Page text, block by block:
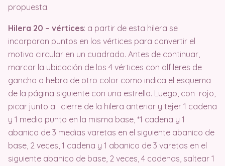
propuesta.
Hilera 20 – vértices: a partir de esta hilera se
incorporan puntos en los vértices para convertir el
motivo circular en un cuadrado. Antes de continuar,
marcar la ubicación de los 4 vértices con alfileres de
gancho o hebra de otro color como indica el esquema
de la página siguiente con una estrella. Luego, con rojo,
picar junto al cierre de la hilera anterior y tejer 1 cadena
y 1 medio punto en la misma base, *1 cadena y 1
abanico de 3 medias varetas en el siguiente abanico de
base, 2 veces, 1 cadena y 1 abanico de 3 varetas en el
siguiente abanico de base, 2 veces, 4 cadenas, saltear 1